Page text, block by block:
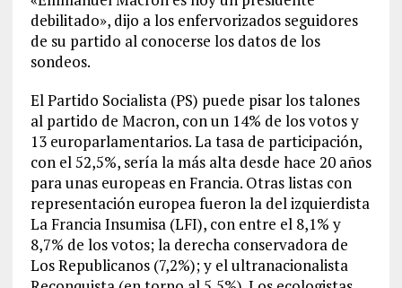
debilitado», dijo a los enfervorizados seguidores
de su partido al conocerse los datos de los
sondeos.
El Partido Socialista (PS) puede pisar los talones
al partido de Macron, con un 14% de los votos y
13 europarlamentarios. La tasa de participación,
con el 52,5%, sería la más alta desde hace 20 años
para unas europeas en Francia. Otras listas con
representación europea fueron la del izquierdista
La Francia Insumisa (LFI), con entre el 8,1% y
8,7% de los votos; la derecha conservadora de
Los Republicanos (7,2%); y el ultranacionalista